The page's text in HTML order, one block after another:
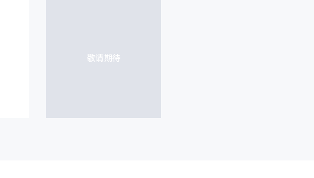
敬请期待